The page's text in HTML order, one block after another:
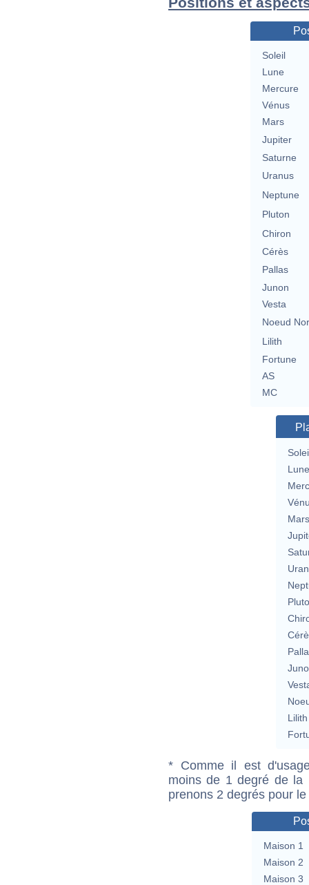
Soleil
Lune
Mercure
Vénus
Mars
Jupiter
Saturne
Uranus
Neptune
Pluton
Chiron
Cérès
Pallas
Junon
Vesta
Noeud
Lilith
Fortune
AS
MC
Lune
Mars
Lilith
* Comme il est
moins de 1 degré de la
prenons 2 degrés pour
Maison 1
Maison 2
Maison 3